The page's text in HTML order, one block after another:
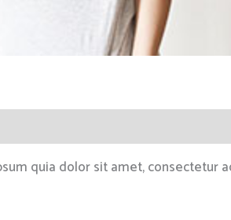
quia dolor sit amet, consectetur